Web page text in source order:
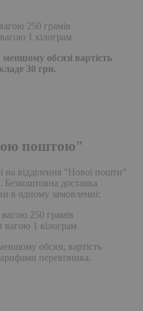
250 грамів
1 кілограм
обсязі вартість
30 грн.
поштою"
на відділення "Нової пошти"
Безкоштовна доставка
в одному замовленні:
250 грамів
вагою 1 кілограм
обсязі, вартість
перевізника.